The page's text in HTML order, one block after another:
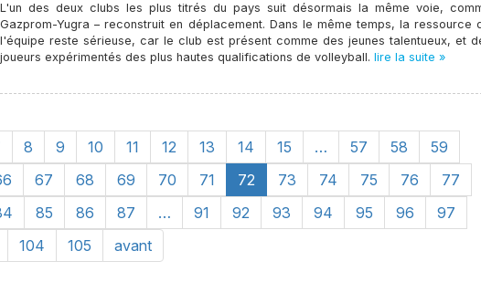
L'un des deux clubs les plus titrés du pays suit désormais la même voie,
Gazprom-Yugra – reconstruit en déplacement. Dans le même temps, la ressource
l'équipe reste sérieuse, car le club est présent comme des jeunes talentueux, et
joueurs expérimentés des plus hautes qualifications de volleyball. lire la suite »
8 9 10 11 12 13 14 15 … 57 58
59
67 68 69 70 71 72 73 74 75 76
77
85 86 87 … 91 92 93 94 95 96
97
104 105 avant